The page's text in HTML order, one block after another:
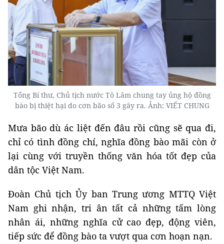
Tổng Bí thư, Chủ tịch nước Tô Lâm chung tay ủng hộ đồng
bào bị thiệt hại do cơn bão số 3 gây ra. Ảnh: VIẾT CHUNG
Mưa bão dù ác liệt đến đâu rồi cũng sẽ qua đi,
chỉ có tình đồng chí, nghĩa đồng bào mãi còn ở
lại cùng với truyền thống văn hóa tốt đẹp của
dân tộc Việt Nam.
Đoàn Chủ tịch Ủy ban Trung ương MTTQ Việt
Nam ghi nhận, tri ân tất cả những tấm lòng
nhân ái, những nghĩa cử cao đẹp, động viên,
tiếp sức để đồng bào ta vượt qua cơn hoạn nạn.